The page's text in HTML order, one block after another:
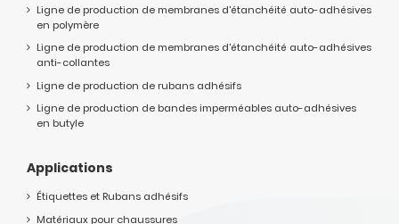
Ligne de production de membranes d'étanchéité auto-adhésives
en polymère
Ligne de production de membranes d'étanchéité auto-adhésives
anti-collantes
Ligne de production de rubans adhésifs
Ligne de production de bandes imperméables auto-adhésives
en butyle
Applications
Étiquettes et Rubans adhésifs
Matériaux pour chaussures